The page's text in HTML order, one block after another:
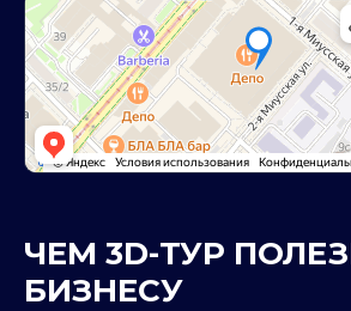
ЧЕМ 3D-ТУР
БИЗНЕСУ